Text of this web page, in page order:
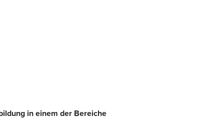
in einem der Bereiche